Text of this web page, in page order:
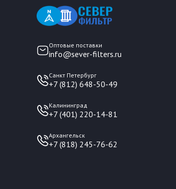
Оптовые поставки
info@sever-filters.ru
Санкт Петербург
+7 (812) 648-50-49
Калининград
+7 (401) 220-14-81
Архангельск
+7 (818) 245-76-62